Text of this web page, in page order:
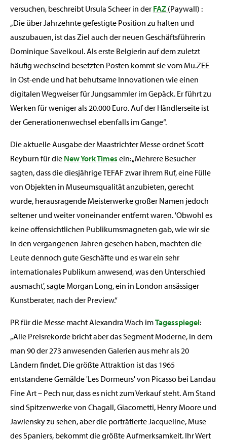
versuchen, beschreibt Ursula Scheer in der FAZ (Paywall) :
„Die über Jahrzehnte gefestigte Position zu halten und
auszubauen, ist das Ziel auch der neuen Geschäftsführerin
Dominique Savelkoul. Als erste Belgierin auf dem zuletzt
häufig wechselnd besetzten Posten kommt sie vom Mu.ZEE
in Ost-ende und hat behutsame Innovationen wie einen
digitalen Wegweiser für Jungsammler im Gepäck. Er führt zu
Werken für weniger als 20.000 Euro. Auf der Händlerseite ist
der Generationenwechsel ebenfalls im Gange“.
Die aktuelle Ausgabe der Maastrichter Messe ordnet Scott
Reyburn für die New York Times ein: „Mehrere Besucher
sagten, dass die diesjährige TEFAF zwar ihrem Ruf, eine Fülle
von Objekten in Museumsqualität anzubieten, gerecht
wurde, herausragende Meisterwerke großer Namen jedoch
seltener und weiter voneinander entfernt waren. 'Obwohl es
keine offensichtlichen Publikumsmagneten gab, wie wir sie
in den vergangenen Jahren gesehen haben, machten die
Leute dennoch gute Geschäfte und es war ein sehr
internationales Publikum anwesend, was den Unterschied
ausmacht', sagte Morgan Long, ein in London ansässiger
Kunstberater, nach der Preview.“
PR für die Messe macht Alexandra Wach imTagesspiegel:
„Alle Preisrekorde bricht aber das Segment Moderne, in dem
man 90 der 273 anwesenden Galerien aus mehr als 20
Ländern findet. Die größte Attraktion ist das 1965
entstandene Gemälde 'Les Dormeurs' von Picasso bei Landau
Fine Art – Pech nur, dass es nicht zum Verkauf steht. Am Stand
sind Spitzenwerke von Chagall, Giacometti, Henry Moore und
Jawlensky zu sehen, aber die porträtierte Jacqueline, Muse
des Spaniers, bekommt die größte Aufmerksamkeit. Ihr Wert